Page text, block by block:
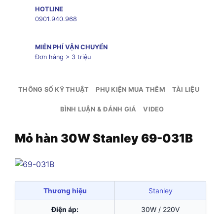
HOTLINE
0901.940.968
MIỄN PHÍ VẬN CHUYỂN
Đơn hàng > 3 triệu
THÔNG SỐ KỸ THUẬT PHỤ KIỆN MUA THÊM TÀI LIỆU
BÌNH LUẬN & ĐÁNH GIÁ VIDEO
Mỏ hàn 30W Stanley 69-031B
Thương hiệu Stanley
Điện áp: 30W / 220V